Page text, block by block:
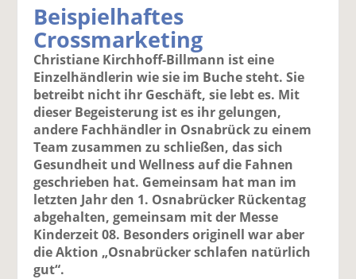
Beispielhaftes
Crossmarketing
Christiane Kirchhoff-Billmann ist eine
Einzelhändlerin wie sie im Buche steht. Sie
betreibt nicht ihr Geschäft, sie lebt es. Mit
dieser Begeisterung ist es ihr gelungen,
andere Fachhändler in Osnabrück zu einem
Team zusammen zu schließen, das sich
Gesundheit und Wellness auf die Fahnen
geschrieben hat. Gemeinsam hat man im
letzten Jahr den 1. Osnabrücker Rückentag
abgehalten, gemeinsam mit der Messe
Kinderzeit 08. Besonders originell war aber
die Aktion „Osnabrücker schlafen natürlich
gut“.